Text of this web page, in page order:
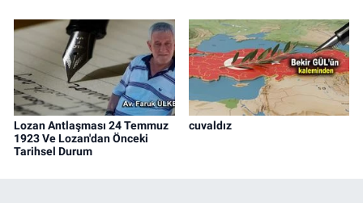
Lozan Antlaşması 24 Temmuz
1923 Ve Lozan'dan Önceki
Tarihsel Durum
cuvaldız